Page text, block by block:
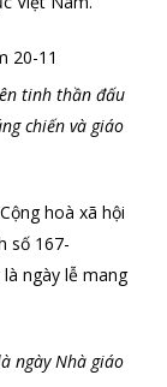
tinh thần đấu
chiến và giáo
hoà xã hội
số 167-
ngày lễ mang
ngày Nhà giáo